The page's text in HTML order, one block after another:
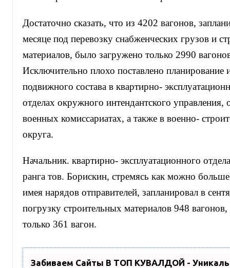
Достаточно сказать, что из 4202 вагонов,
месяце под перевозку снабженческих грузов и
материалов, было загружено только 2990
Исключительно плохо поставлено планирование
подвижного состава в квартирно-
отделах окружного интендантского управления,
военных комиссариатах, а также в военно-
округа.
Начальник. квартирно- эксплуатационного
ранга тов. Борискин, стремясь как можно
имея нарядов отправителей, запланировал в
погрузку строительных материалов 948 вагонов,
только 361 вагон.
Забиваем Сайты В ТОП КУВАЛДОЙ -